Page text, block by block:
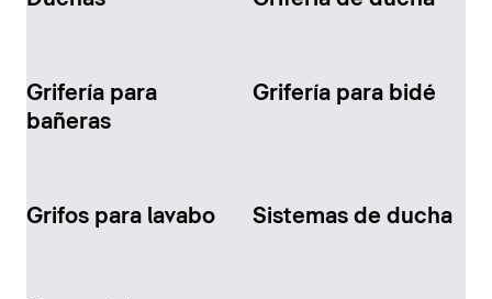
Grifería para
bañeras
Grifería para bidé
Grifos para lavabo Sistemas de ducha